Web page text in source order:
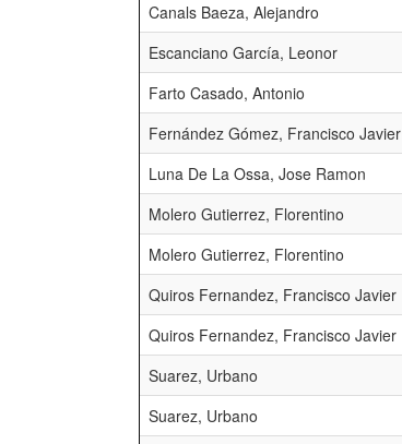
Canals Baeza, Alejandro
Escanciano García, Leonor
Farto Casado, Antonio
Fernández Gómez, Francisco Javier
Luna De La Ossa, Jose Ramon
Molero Gutierrez, Florentino
Molero Gutierrez, Florentino
Quiros Fernandez, Francisco Javier
Quiros Fernandez, Francisco Javier
Suarez, Urbano
Suarez, Urbano